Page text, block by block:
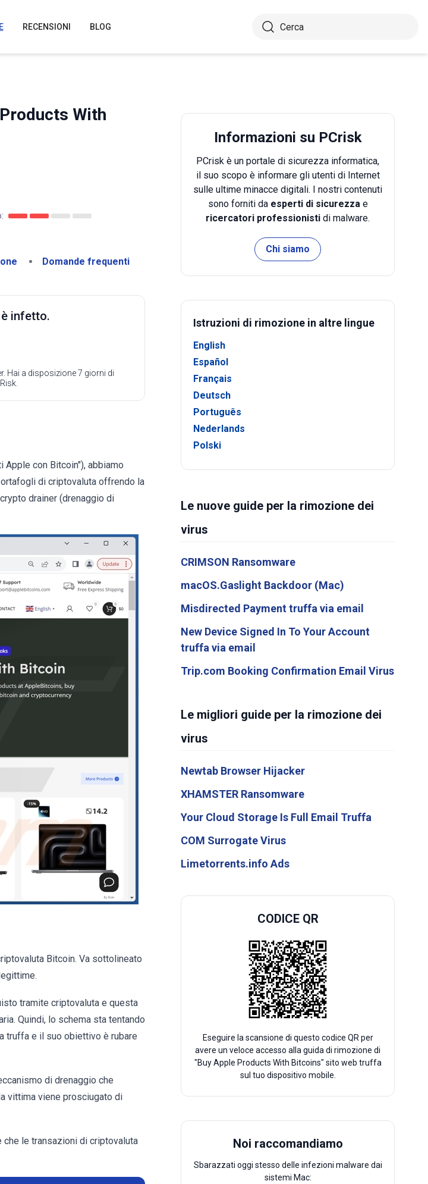
RECENSIONI BLOG
With
Domande frequenti
infetto.
Hai a disposizione 7 giorni di
con Bitcoin"), abbiamo
di criptovaluta offrendo la
drainer (drenaggio di
Bitcoin. Va sottolineato
tramite criptovaluta e questa
Quindi, lo schema sta tentando
truffa e il suo obiettivo è rubare
di drenaggio che
vittima viene prosciugato di
che le transazioni di criptovaluta
Informazioni su PCrisk
PCrisk è un portale di sicurezza informatica,
il suo scopo è informare gli utenti di Internet
sulle ultime minacce digitali. I nostri contenuti
sono forniti da esperti di sicurezzae
ricercatori professionisti di malware.
Chi siamo
Istruzioni di rimozione in altre lingue
English
Español
Français
Deutsch
Português
Nederlands
Polski
Le nuove guide per la rimozione dei
virus
CRIMSON Ransomware
macOS.Gaslight Backdoor (Mac)
Misdirected Payment truffa via email
New Device Signed In To Your Account
truffa via email
Trip.com Booking Confirmation Email Virus
Le migliori guide per la rimozione dei
virus
Newtab Browser Hijacker
XHAMSTER Ransomware
Your Cloud Storage Is Full Email Truffa
COM Surrogate Virus
Limetorrents.info Ads
CODICE QR
Eseguire la scansione di questo codice QR per
avere un veloce accesso alla guida di rimozione di
"Buy Apple Products With Bitcoins" sito web truffa
sul tuo dispositivo mobile.
Noi raccomandiamo
Sbarazzati oggi stesso delle infezioni malware dai
sistemi Mac: